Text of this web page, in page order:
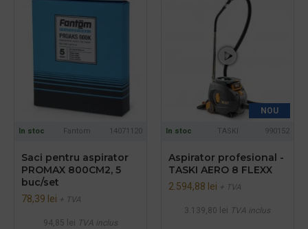
In stoc Fantom 14071120
Saci pentru aspirator
PROMAX 800CM2, 5
buc/set
78,39 lei + TVA
94,85 lei TVA inclus
NOU
In stoc TASKI 990152
Aspirator profesional -
TASKI AERO 8 FLEXX
2.594,88 lei + TVA
3.139,80 lei TVA inclus